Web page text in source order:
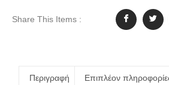
Share This Items :
Περιγραφή Επιπλέον